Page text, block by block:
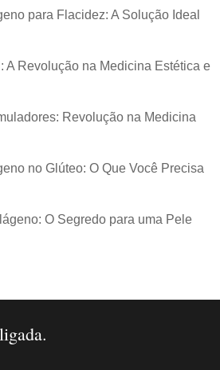
para Flacidez: A Solução Ideal
A Revolução na Medicina Estética e
Revolução na Medicina
no Glúteo: O Que Você Precisa
O Segredo para uma Pele